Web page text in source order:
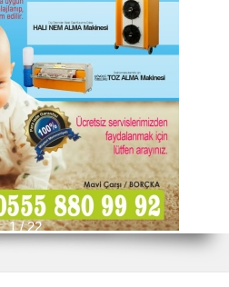
1 / 22